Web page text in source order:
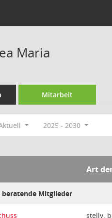
Maria
Mitarbeit
2025 - 2030
Art
Mitglieder
stellv.